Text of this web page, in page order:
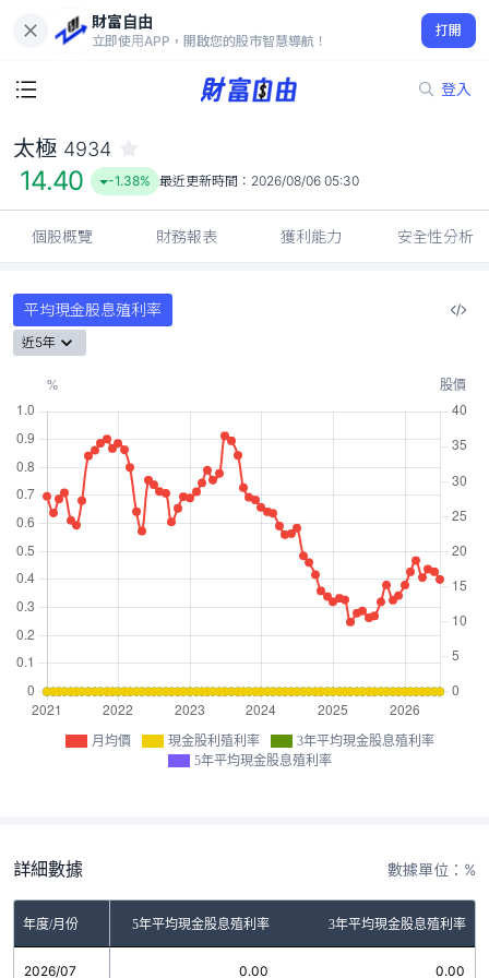
財富自由
立即使用APP，開啟您的股市智慧導航！
打開
登入
14.40
-1.38%
太極 4934
14.40 -1.38% 最近更新時間： 2026/08/06 05:30
個股概覽 財務報表 獲利能力 安全性分析
平均現金股息殖利率
近5年
月均價 現金股利殖利率
3年平均現金股息殖利率
5年平均現金股息殖利率
詳細數據 數據單位：%
年度/月份
股利殖利率 5年平均現金股息殖利率 3年平均現金股息殖利率
2026/07
0.00 0.00 0.00